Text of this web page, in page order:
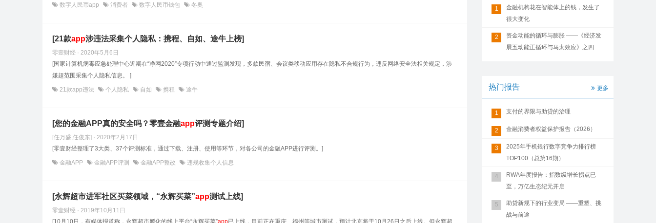
数字人民币app 消费者 数字人民币钱包 冬奥
[21款app涉违法采集个人隐私：携程、自如、途牛上榜]
零壹财经 · 2020年5月6日
[国家计算机病毒应急处理中心近期在“净网2020”专项行动中通过监测发现，多款民宿、会议类移动应用存在隐私不合规行为，违反网络安全法相关规定，涉
嫌超范围采集个人隐私信息。 ]
21款app违法 个人隐私 自如 携程 途牛
[您的金融APP真的安全吗？零壹金融app评测专题介绍]
[任万盛,任俊东] · 2020年2月17日
[零壹财经整理了3大类、37个评测标准，通过下载、注册、使用等环节，对各公司的金融APP进行评测。]
金融APP 金融APP评测 金融APP整改 违规收集个人信息
[永辉超市进军社区买菜领域，“永辉买菜”app测试上线]
零壹财经 · 2019年10月11日
[10月10日，有媒体报道称，永辉超市孵化的线上平台“永辉买菜”app已上线，目前正在重庆、福州等城市测试，预计北京将于10月26日之后上线。但永辉超
1
金融机构花在智能体上的钱，发生了
很大变化
2
资金动能的循环与膨胀 ——《经济发
展五动能正循环与马太效应》之四
热门报告 更多
1 支付的界限与助贷的治理
2 金融消费者权益保护报告（2026）
3
2025年手机银行数字竞争力排行榜
TOP100（总第16期）
4
RWA年度报告：指数级增长拐点已
至，万亿生态纪元开启
5
助贷新规下的行业变局 ——重塑、挑
战与前途